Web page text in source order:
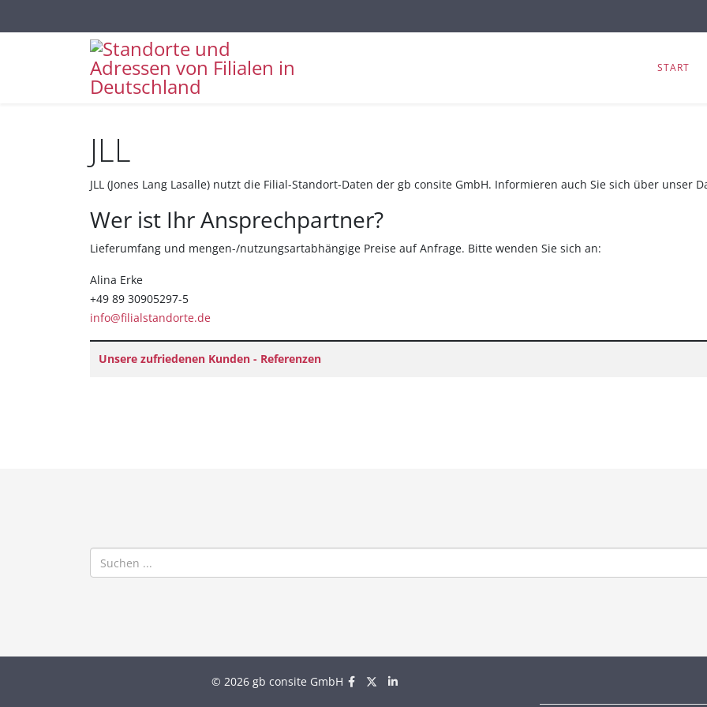
START
JLL
JLL (Jones Lang Lasalle) nutzt die Filial-Standort-Daten der gb consite GmbH. Informieren auch Sie sich über unser
Wer ist Ihr Ansprechpartner?
Lieferumfang und mengen-/nutzungsartabhängige Preise auf Anfrage. Bitte wenden Sie sich an:
Alina Erke
+49 89 30905297-5
info@filialstandorte.de
Titel
Unsere zufriedenen Kunden - Referenzen
© 2026 gb consite GmbH